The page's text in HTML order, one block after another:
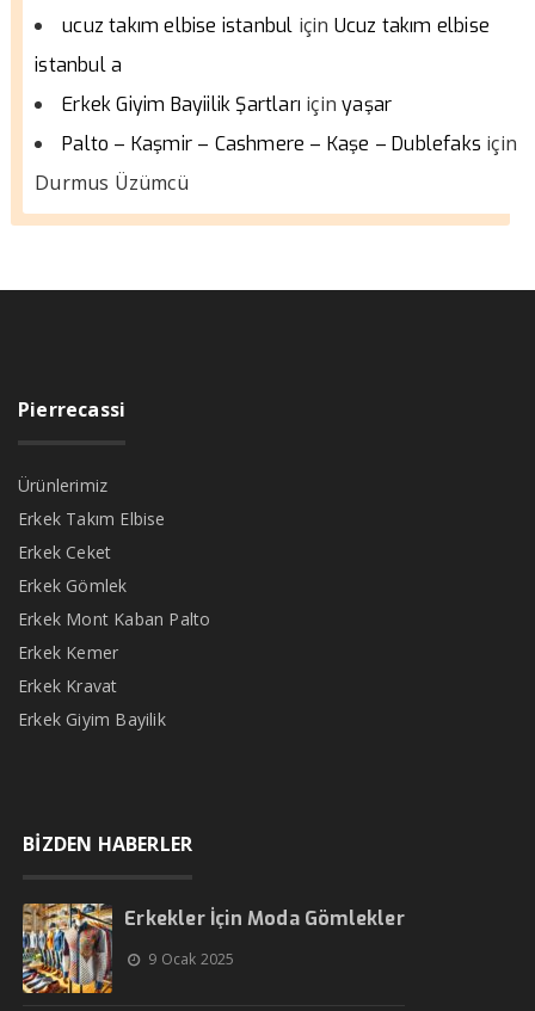
ucuz takım elbise istanbul için Ucuz takım elbise
istanbul a
Erkek Giyim Bayiilik Şartları içinyaşar
Palto – Kaşmir – Cashmere – Kaşe – Dublefaks için
Durmus Üzümcü
Pierrecassi
Ürünlerimiz
Erkek Takım Elbise
Erkek Ceket
Erkek Gömlek
Erkek Mont Kaban Palto
Erkek Kemer
Erkek Kravat
Erkek Giyim Bayilik
BİZDEN HABERLER
Erkekler İçin Moda Gömlekler
9 Ocak 2025